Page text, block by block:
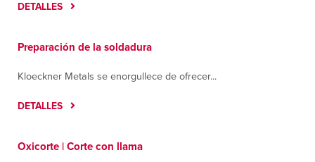
DETALLES
Preparación de la soldadura
Kloeckner Metals se enorgullece de ofrecer...
DETALLES
Oxicorte | Corte con llama